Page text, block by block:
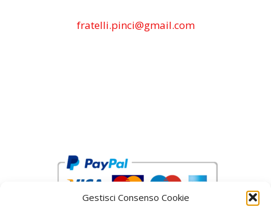
Gestisci Consenso Cookie
fratelli.pinci@gmail.com